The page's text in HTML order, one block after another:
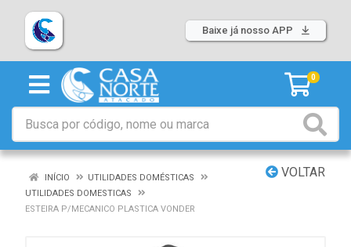
Baixe já nosso APP
0
VOLTAR
INÍCIO
UTILIDADES DOMÉSTICAS
UTILIDADES DOMESTICAS
ESTEIRA P/MECANICO PLASTICA VONDER